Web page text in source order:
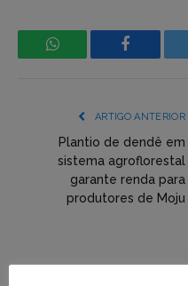
WhatsApp Facebook
ARTIGO ANTERIOR
Plantio de dendê em
sistema agroflorestal
garante renda para
produtores de Moju